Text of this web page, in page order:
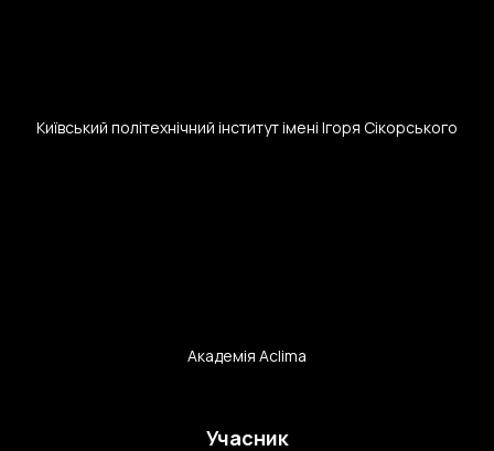
Київський політехнічний інститут імені Ігоря Сікорського
Академія Aclima
Учасник